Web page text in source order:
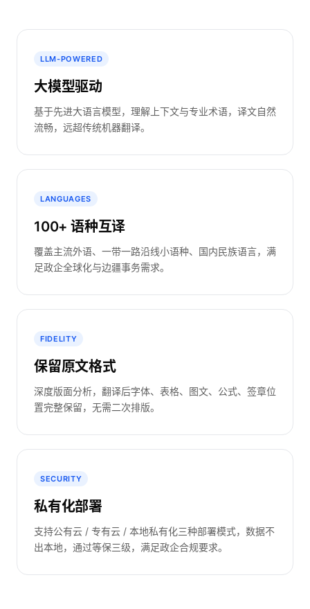
LLM-POWERED
大模型驱动
基于先进大语言模型，理解上下文与专业术语，译文自然
流畅，远超传统机器翻译。
LANGUAGES
100+ 语种互译
覆盖主流外语、一带一路沿线小语种、国内民族语言，满
足政企全球化与边疆事务需求。
FIDELITY
保留原文格式
深度版面分析，翻译后字体、表格、图文、公式、签章位
置完整保留，无需二次排版。
SECURITY
私有化部署
支持公有云 / 专有云 / 本地私有化三种部署模式，数据不
出本地，通过等保三级，满足政企合规要求。